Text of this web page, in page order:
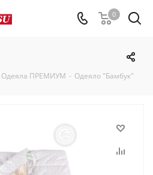
0
Одеяла ПРЕМИУМ - Одеяло "Бамбук"